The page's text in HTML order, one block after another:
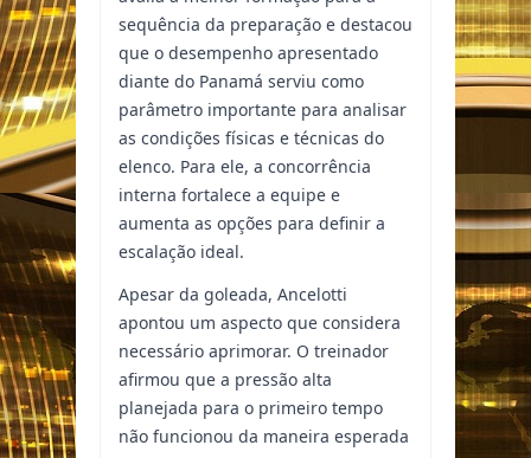
sequência da preparação e destacou
que o desempenho apresentado
diante do Panamá serviu como
parâmetro importante para analisar
as condições físicas e técnicas do
elenco. Para ele, a concorrência
interna fortalece a equipe e
aumenta as opções para definir a
escalação ideal.
Apesar da goleada, Ancelotti
apontou um aspecto que considera
necessário aprimorar. O treinador
afirmou que a pressão alta
planejada para o primeiro tempo
não funcionou da maneira esperada